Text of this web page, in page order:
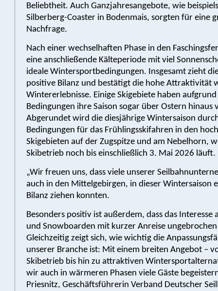
Beliebtheit. Auch Ganzjahresangebote, wie
Silberberg-Coaster in Bodenmais, sorgten für eine
Nachfrage.
Nach einer wechselhaften Phase in den
eine anschließende Kälteperiode mit viel
ideale Wintersportbedingungen. Insgesamt zieht
positive Bilanz und bestätigt die hohe Attraktivität
Wintererlebnisse. Einige Skigebiete haben
Bedingungen ihre Saison sogar über Ostern hinaus
Abgerundet wird die diesjährige Wintersaison
Bedingungen für das Frühlingsskifahren in den
Skigebieten auf der Zugspitze und am Nebelhorn,
Skibetrieb noch bis einschließlich 3. Mai 2026 läuft.
„Wir freuen uns, dass viele unserer
auch in den Mittelgebirgen, in dieser Wintersaison
Bilanz ziehen konnten.
Besonders positiv ist außerdem, dass das Interesse
und Snowboarden mit kurzer Anreise
Gleichzeitig zeigt sich, wie wichtig die
unserer Branche ist: Mit einem breiten Angebot –
Skibetrieb bis hin zu attraktiven
wir auch in wärmeren Phasen viele Gäste
Priesnitz, Geschäftsführerin Verband Deutscher